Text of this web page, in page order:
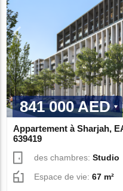
841 000 AED
Appartement à Sharjah,
639419
des chambres:Studio
Espace de vie:67 m²